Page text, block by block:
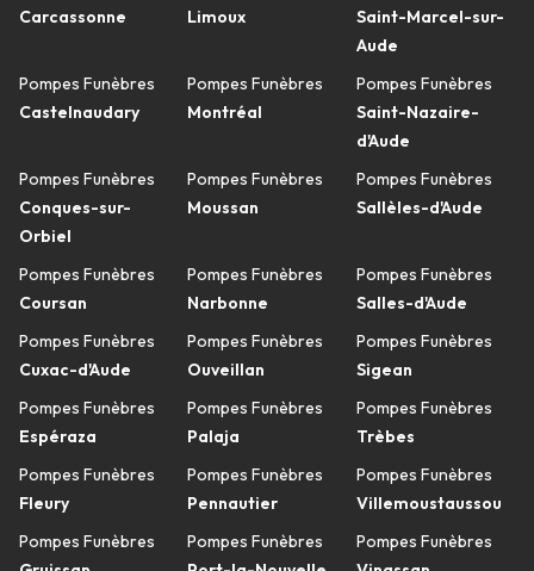
Carcassonne
Pompes Funèbres
Castelnaudary
Pompes Funèbres
Conques-sur-
Orbiel
Pompes Funèbres
Coursan
Pompes Funèbres
Cuxac-d'Aude
Pompes Funèbres
Espéraza
Pompes Funèbres
Fleury
Pompes Funèbres
Limoux
Pompes Funèbres
Montréal
Pompes Funèbres
Moussan
Pompes Funèbres
Narbonne
Pompes Funèbres
Ouveillan
Pompes Funèbres
Palaja
Pompes Funèbres
Pennautier
Pompes Funèbres
Saint-Marcel-sur-
Aude
Pompes Funèbres
Saint-Nazaire-
d'Aude
Pompes Funèbres
Sallèles-d'Aude
Pompes Funèbres
Salles-d'Aude
Pompes Funèbres
Sigean
Pompes Funèbres
Trèbes
Pompes Funèbres
Villemoustaussou
Pompes Funèbres